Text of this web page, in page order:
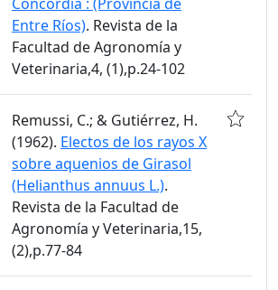
Entre Ríos). Revista de la
Facultad de Agronomía y
Veterinaria,4, (1),p.24-102
Remussi, C.; & Gutiérrez, H.
(1962). Electos de los rayos X
sobre aquenios de Girasol
(Helianthus annuus L.).
Revista de la Facultad de
Agronomía y Veterinaria,15,
(2),p.77-84